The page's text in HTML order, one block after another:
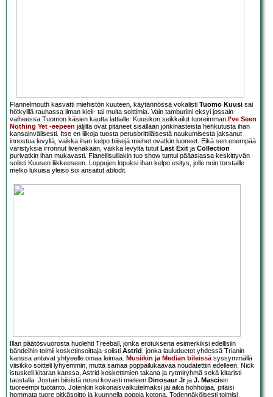
Flannelmouth kasvatti miehistön kuuteen, käytännössä vokalisti Tuomo Kuusi sai
hötkyillä rauhassa ilman kieli- tai muita soittimia. Vain tamburiini eksyi jossain
vaiheessa Tuomon käsien kautta lattialle. Kuusikon seikkailut tuoreimman I’ve Seen
Nothing Yet -eepeen jäljiltä ovat pitäneet sisällään jonkinasteista hehkutusta ihan
kansainvälisesti. Itse en liikoja tuosta perusbrittiläisestä naukumisesta jaksanut
innostua levyllä, vaikka ihan kelpo biisejä miehet ovatkin luoneet. Eikä sen enempää
väristyksiä irronnut livenäkään, vaikka levyltä tutut Last Exit ja Collection
purivatkin ihan mukavasti. Flanellisuillakin tuo show tuntui pääasiassa keskittyvän
solisti Kuusen liikkeeseen. Loppujen lopuksi ihan kelpo esitys, jolle noin torstaille
melko lukuisa yleisö soi ansaitut ablodit.
Illan päätösvuorosta huolehti Treeball, jonka erotuksena esimerkiksi edellisiin
bändeihin toimii kosketinsoittaja-solisti Astrid , jonka lauluduetot yhdessä Trianin
kanssa antavat yhtyeelle omaa leimaa. Musiikin ja Median bileissäsyssymmällä
viisikko soitteli lyhyemmin, mutta samaa poppailukaavaa noudatettiin edelleen. Nick
istuskeli kitaran kanssa, Astrid koskettimien takana ja rytmiryhmä sekä kitaristi
taustalla. Jostain biisistä nousi kovasti mieleen Dinosaur Jrja J. Mascisin
tuoreempi tuotanto. Jotenkin kokonaisvaikutelmaksi jäi aika hohhoijaa, pitäisi
hommata tuore pitkäsoitto ja kuunnella poppia kotona. Todennäköisesti toimisi